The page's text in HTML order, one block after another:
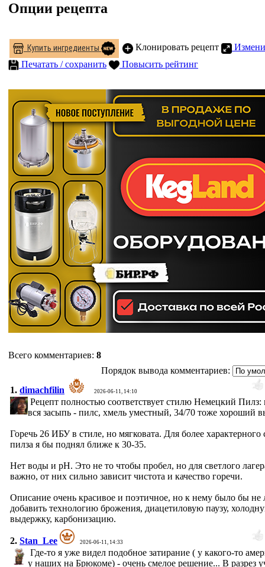
Опции рецепта
Купить ингредиенты Клонировать рецепт
Печатать / сохранить
Повысить рейтинг
Всего комментариев: 8
Порядок вывода комментариев:
1. dimachfilin 2026-06-11, 14:10
Рецепт полностью соответствует стилю Немецкий Пилз:
вся засыпь - пилс, хмель уместный, 34/70 тоже хороший
Горечь 26 ИБУ в стиле, но мягковата. Для более характерного
пилза я бы поднял ближе к 30-35.
Нет воды и pH. Это не то чтобы пробел, но для светлого
важно, от них сильно зависит чистота и качество горечи.
Описание очень красивое и поэтичное, но к нему было бы
добавить технологию брожения, диацетиловую паузу,
выдержку, карбонизацию.
2. Stan_Lee 2026-06-11, 14:33
Где-то я уже видел подобное затирание ( у какого-то
у наших на Брюкоме) - очень смелое решение... В разрез